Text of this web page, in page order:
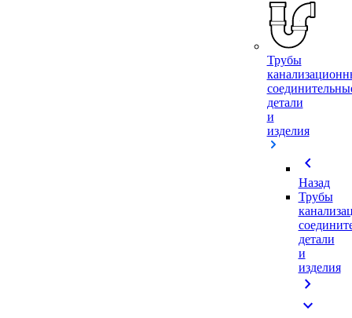
Трубы
детали
и
изделия
chevron_left
Назад
Трубы
детали
и
изделия
chevron_right
expand_more